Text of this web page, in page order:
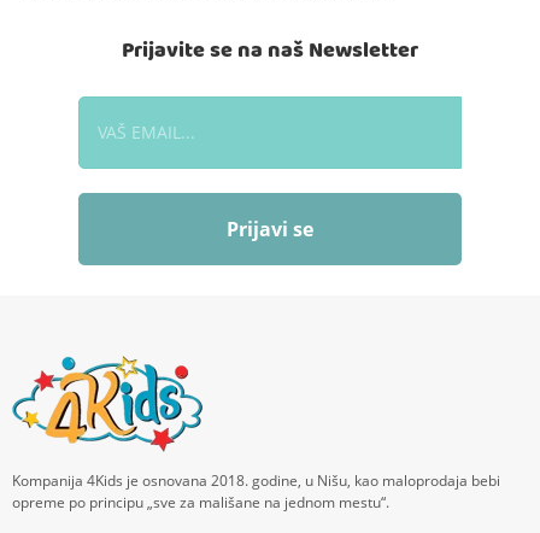
Prijavite se na naš Newsletter
Prijavi se
Kompanija 4Kids je osnovana 2018. godine, u Nišu, kao maloprodaja bebi
opreme po principu „sve za mališane na jednom mestu“.